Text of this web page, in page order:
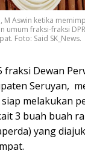
M Aswin ketika
umum fraksi-fraksi
Foto: Said SK_News.
fraksi Dewan
Seruyan,
melakukan
3 buah buah
yang